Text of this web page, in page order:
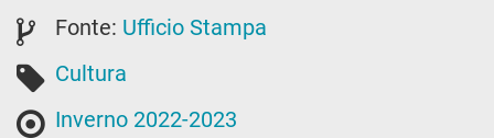
Fonte: Ufficio Stampa
Cultura
Inverno 2022-2023